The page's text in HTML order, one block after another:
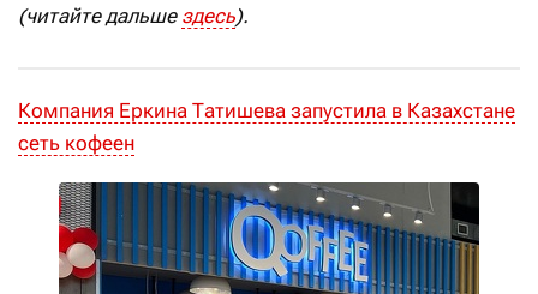
(читайте дальше здесь).
Компания Еркина Татишева запустила в Казахстане
сеть кофеен